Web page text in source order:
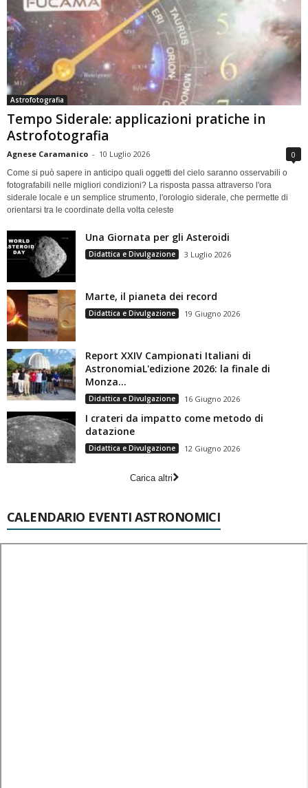
Astrofotografia
Tempo Siderale: applicazioni pratiche in
Astrofotografia
Agnese Caramanico - 10 Luglio 2026 0
Come si può sapere in anticipo quali oggetti del cielo saranno osservabili o
fotografabili nelle migliori condizioni? La risposta passa attraverso l'ora
siderale locale e un semplice strumento, l'orologio siderale, che permette di
orientarsi tra le coordinate della volta celeste
Una Giornata per gli Asteroidi
Didattica e Divulgazione 3 Luglio 2026
Marte, il pianeta dei record
Didattica e Divulgazione 19 Giugno 2026
Report XXIV Campionati Italiani di
AstronomiaL'edizione 2026: la finale di
Monza...
Didattica e Divulgazione 16 Giugno 2026
I crateri da impatto come metodo di
datazione
Didattica e Divulgazione 12 Giugno 2026
Carica altri
CALENDARIO EVENTI ASTRONOMICI